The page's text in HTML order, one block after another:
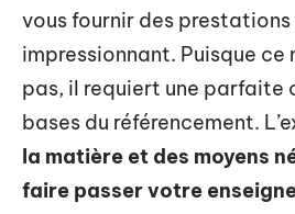
vous fournir des
impressionnant. Puisque ce
pas, il requiert une parfaite
bases du référencement.
la matière et des moyens
faire passer votre